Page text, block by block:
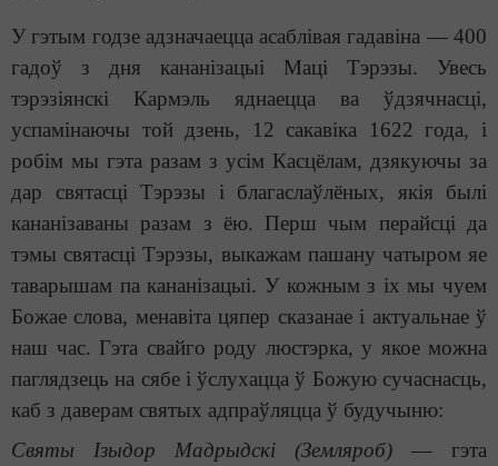
У гэтым годзе адзначаецца асаблівая гадавіна — 400
гадоў з дня кананізацыі Маці Тэрэзы. Увесь
тэрэзіянскі Кармэль яднаецца ва ўдзячнасці,
успамінаючы той дзень, 12 сакавіка 1622 года, і
робім мы гэта разам з усім Касцёлам, дзякуючы за
дар святасці Тэрэзы і благаслаўлёных, якія былі
кананізаваны разам з ёю. Перш чым перайсці да
тэмы святасці Тэрэзы, выкажам пашану чатыром яе
таварышам па кананізацыі. У кожным з іх мы чуем
Божае слова, менавіта цяпер сказанае і актуальнае ў
наш час. Гэта свайго роду люстэрка, у якое можна
паглядзець на сябе і ўслухацца ў Божую сучаснасць,
каб з даверам святых адпраўляцца ў будучыню:
Святы Ізыдор Мадрыдскі (Земляроб) — гэта